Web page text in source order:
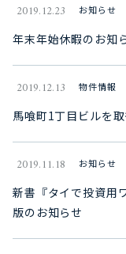
2019.12.23 お知らせ
年末年始休暇のお知
2019.12.13 物件情報
馬喰町1丁目ビルを取
2019.11.18 お知らせ
新書『タイで投資用
版のお知らせ